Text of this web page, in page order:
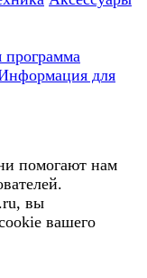
программа
для
помогают нам
вы
вашего